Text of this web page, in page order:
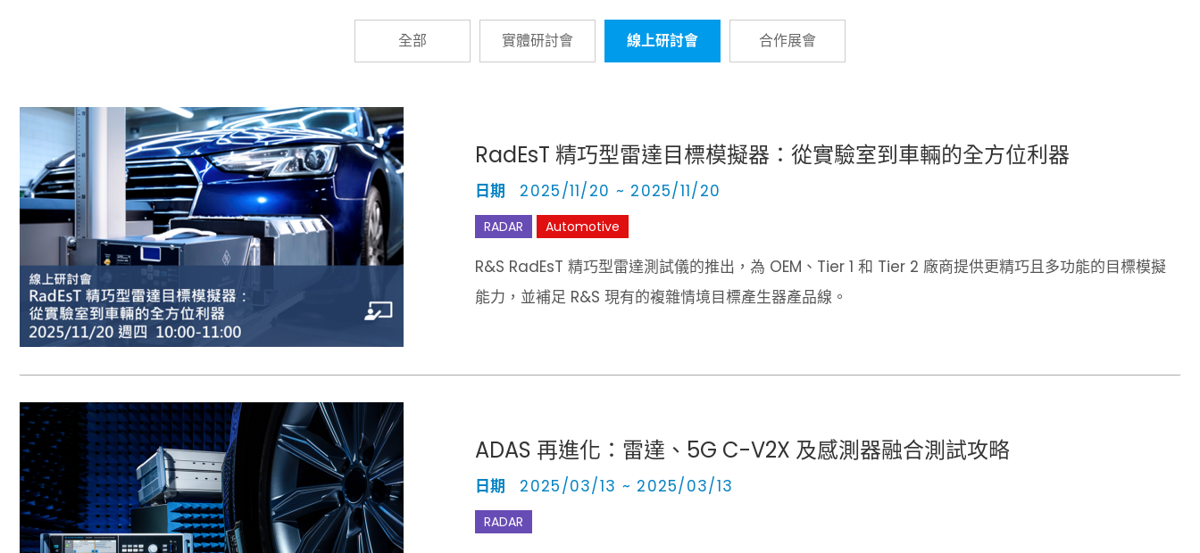
全部 實體研討會 線上研討會 合作展會
RadEsT 精巧型雷達目標模擬器：從實驗室到車輛的全方位利器
日期 2025/11/20 ~ 2025/11/20
RADAR Automotive
R&S RadEsT 精巧型雷達測試儀的推出，為 OEM、Tier 1 和 Tier 2 廠商提供更精巧且多功能的目標模擬
能力，並補足 R&S 現有的複雜情境目標產生器產品線。
ADAS 再進化：雷達、5G C-V2X 及感測器融合測試攻略
日期 2025/03/13 ~ 2025/03/13
RADAR